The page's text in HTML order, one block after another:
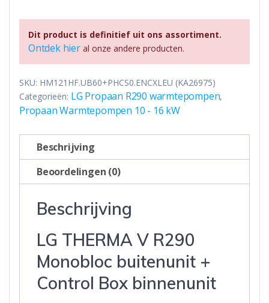
Dit product is definitief uit ons assortiment.
Ontdek hieral onze andere producten.
SKU: HM121HF.UB60+PHCS0.ENCXLEU (KA26975)
Categorieën: LG Propaan R290 warmtepompen,
Propaan Warmtepompen 10 - 16 kW
Beschrijving
Beoordelingen (0)
Beschrijving
LG THERMA V R290
Monobloc buitenunit +
Control Box binnenunit